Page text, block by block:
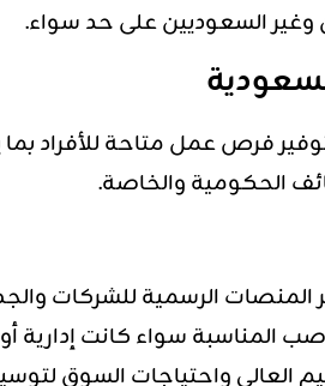
وغير السعوديين على حد سواء.
فرص عمل متاحة للأفراد
الحكومية والخاصة.
المنصات الرسمية للشركات
المناسبة سواء كانت إدارية
العالي واحتياجات السوق